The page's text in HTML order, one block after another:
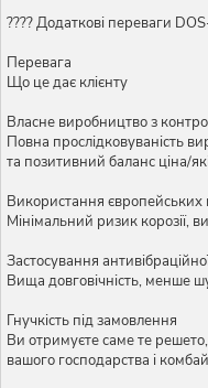
???? Додаткові переваги
Перевага
Що це дає клієнту
Власне виробництво з
Повна прослідковуваність
та позитивний баланс ціна/
Використання європейських
Мінімальний ризик корозії,
Застосування
Вища довговічність, менше
Гнучкість під замовлення
Ви отримуєте саме те
вашого господарства і